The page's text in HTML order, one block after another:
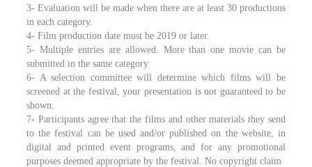
3- Evaluation will be made when there are at least 30 productions
in each category.
4- Film production date must be 2019 or later.
5- Multiple entries are allowed. More than one movie can be
submitted in the same category
6- A selection committee will determine which films will be
screened at the festival, your presentation is not guaranteed to be
shown.
7- Participants agree that the films and other materials they send
to the festival can be used and/or published on the website, in
digital and printed event programs, and for any promotional
purposes deemed appropriate by the festival. No copyright claim